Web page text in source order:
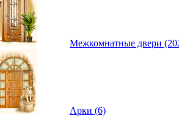
Межкомнатные двери
Арки (6)